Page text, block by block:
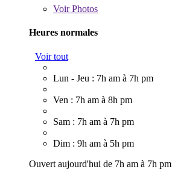
VoirPhotos
Heures normales
Voir tout
Lun - Jeu : 7h am à 7h pm
Ven : 7h am à 8h pm
Sam : 7h am à 7h pm
Dim : 9h am à 5h pm
Ouvert aujourd'hui de 7h am à 7h pm